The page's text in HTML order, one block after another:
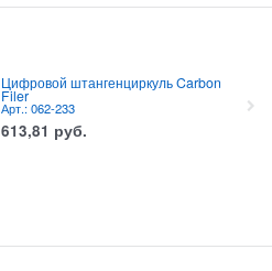
Цифровой штангенциркуль Carbon
Filer
Арт.: 062-233
613,81 руб.